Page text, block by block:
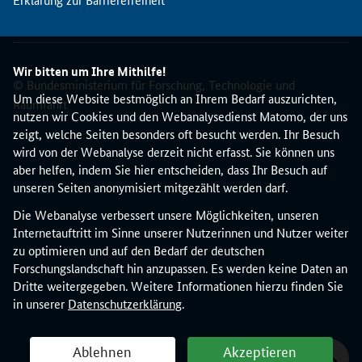
Wir bitten um Ihre Mithilfe!
Um diese Website bestmöglich an Ihrem Bedarf auszurichten,
nutzen wir Cookies und den Webanalysedienst Matomo, der uns
zeigt, welche Seiten besonders oft besucht werden. Ihr Besuch
wird von der Webanalyse derzeit nicht erfasst. Sie können uns
aber helfen, indem Sie hier entscheiden, dass Ihr Besuch auf
unseren Seiten anonymisiert mitgezählt werden darf.
Die Webanalyse verbessert unsere Möglichkeiten, unseren
Internetauftritt im Sinne unserer Nutzerinnen und Nutzer weiter
zu optimieren und auf den Bedarf der deutschen
Forschungslandschaft hin anzupassen. Es werden keine Daten an
Dritte weitergegeben. Weitere Informationen hierzu finden Sie
in unserer Datenschutzerklärung.
Ablehnen Akzeptieren
t
s
i
e
s
e
s
M
a
u
m
d
e
n
E
© Bundesministerium für Forschung, Technologie und
Raumfahrt